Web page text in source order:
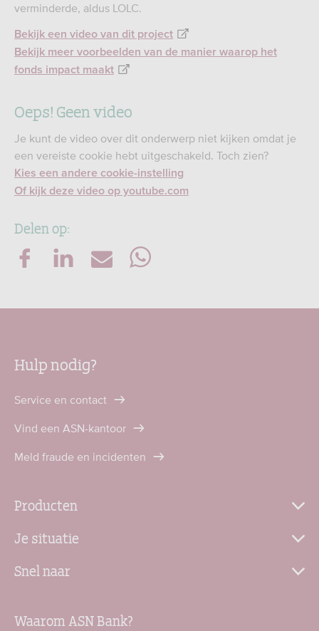
verminderde, aldus LOLC.
Bekijk een video van dit project
Bekijk meer voorbeelden van de manier waarop het
fonds impact maakt
Oeps! Geen video
Je kunt de video over dit onderwerp niet kijken omdat je
een vereiste cookie hebt uitgeschakeld. Toch zien?
Kies een andere cookie-instelling
Of kijk deze video op youtube.com
Delen op:
Hulp nodig?
Service en contact
Vind een ASN-kantoor
Meld fraude en incidenten
Producten
Je situatie
Snel naar
Waarom ASN Bank?